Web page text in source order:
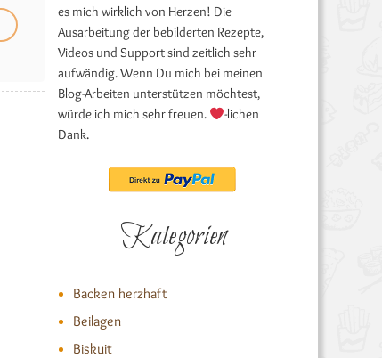
es mich wirklich von Herzen! Die
Ausarbeitung der bebilderten Rezepte,
Videos und Support sind zeitlich sehr
aufwändig. Wenn Du mich bei meinen
Blog-Arbeiten unterstützen möchtest,
würde ich mich sehr freuen.
-lichen
Dank.
Kategorien
Backen herzhaft
Beilagen
Biskuit